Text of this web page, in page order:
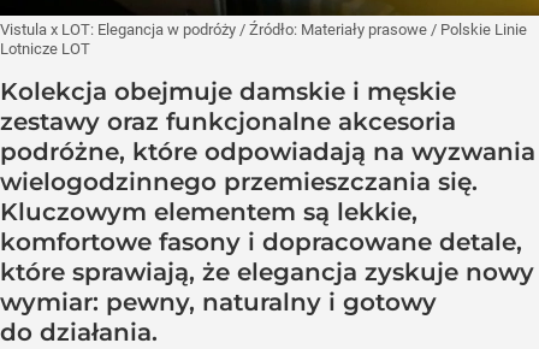
Vistula x LOT: Elegancja w podróży / Źródło: Materiały prasowe / Polskie Linie
Lotnicze LOT
Kolekcja obejmuje damskie i męskie
zestawy oraz funkcjonalne akcesoria
podróżne, które odpowiadają na wyzwania
wielogodzinnego przemieszczania się.
Kluczowym elementem są lekkie,
komfortowe fasony i dopracowane detale,
które sprawiają, że elegancja zyskuje nowy
wymiar: pewny, naturalny i gotowy
do działania.